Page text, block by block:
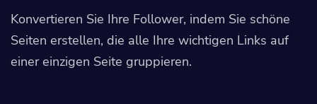
Konvertieren Sie Ihre Follower, indem Sie schöne
Seiten erstellen, die alle Ihre wichtigen Links auf
einer einzigen Seite gruppieren.